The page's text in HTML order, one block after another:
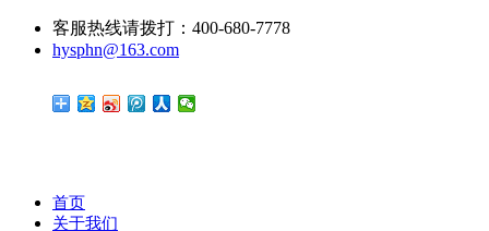
客服热线请拨打：400-680-7778
hysphn@163.com
首页
关于我们